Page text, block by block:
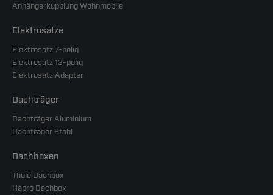
Anhängerkupplung Wohnmobile
Elektrosätze
Elektrosatz 7-polig
Elektrosatz 13-polig
Elektrosatz Adapter
Dachträger
Dachträger Aluminium
Dachträger Stahl
Dachboxen
Thule Dachbox
Hapro Dachbox